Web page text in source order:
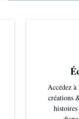
Accédez
créations